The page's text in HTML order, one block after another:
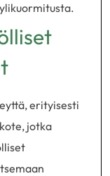
erityisesti
jotka